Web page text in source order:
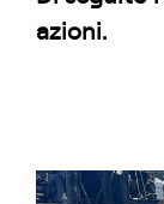
azioni.